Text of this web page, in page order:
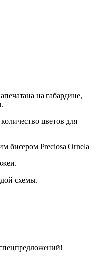
на габардине,
цветов для
бисером Preciosa Ornela.
схемы.